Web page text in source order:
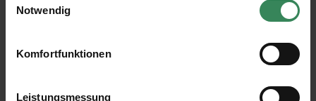
Ihre Einwilligung ist freiwillig und kann jederzeit über den
Link „Cookie-Einstellungen“ im Fußbereich der Seite
verwendeten Technologien und den Empfängern der
Daten finden Sie in unserer Datenschutzerklärung.
Notwendig
Komfortfunktionen
Leistungsmessung
Setzen Sie Akzente! Als i-Tüpfelchen für Ihr Geschenk bietet
durch seine glatte und glänzende Oberflächenstruktur aus.